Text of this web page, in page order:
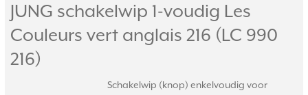
JUNG schakelwip 1-voudig Les
Couleurs vert anglais 216 (LC 990
216)
Schakelwip (knop) enkelvoudig voor